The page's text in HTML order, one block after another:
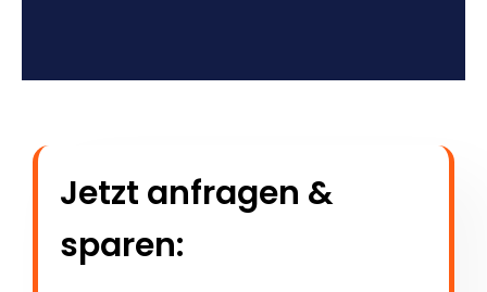
Jetzt anfragen &
sparen: